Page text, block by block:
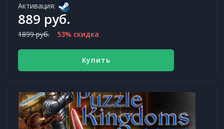
Активация:
889 руб.
1899 руб. 53% скидка
Купить